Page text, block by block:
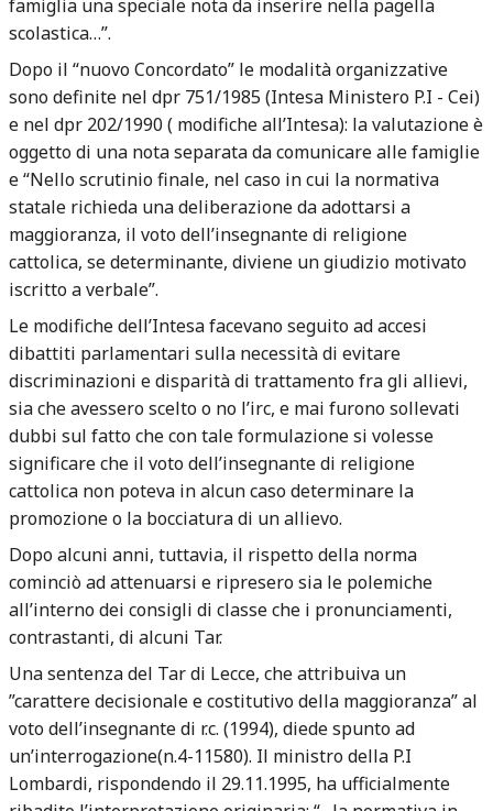
famiglia una speciale nota da inserire nella pagella
scolastica…”.
Dopo il “nuovo Concordato” le modalità organizzative
sono definite nel dpr 751/1985 (Intesa Ministero P.I - Cei)
e nel dpr 202/1990 ( modifiche all’Intesa): la valutazione è
oggetto di una nota separata da comunicare alle famiglie
e “Nello scrutinio finale, nel caso in cui la normativa
statale richieda una deliberazione da adottarsi a
maggioranza, il voto dell’insegnante di religione
cattolica, se determinante, diviene un giudizio motivato
iscritto a verbale”.
Le modifiche dell’Intesa facevano seguito ad accesi
dibattiti parlamentari sulla necessità di evitare
discriminazioni e disparità di trattamento fra gli allievi,
sia che avessero scelto o no l’irc, e mai furono sollevati
dubbi sul fatto che con tale formulazione si volesse
significare che il voto dell’insegnante di religione
cattolica non poteva in alcun caso determinare la
promozione o la bocciatura di un allievo.
Dopo alcuni anni, tuttavia, il rispetto della norma
cominciò ad attenuarsi e ripresero sia le polemiche
all’interno dei consigli di classe che i pronunciamenti,
contrastanti, di alcuni Tar.
Una sentenza del Tar di Lecce, che attribuiva un
”carattere decisionale e costitutivo della maggioranza” al
voto dell’insegnante di r.c. (1994), diede spunto ad
un’interrogazione(n.4-11580). Il ministro della P.I
Lombardi, rispondendo il 29.11.1995, ha ufficialmente